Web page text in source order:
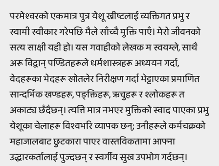
परमेश्वरको एकमात्र पुत्र येशू ख्रीष्टलाई व्यक्तिगत प्रभु र
स्वामी स्वीकार गरेपछि मैले साँच्चै मुक्ति पाएँ। मेरो जीवनको
सत्य साक्षी यही हो। यस गवाहीको लेखक म स्वयम्ले, साथै
अरू विद्वान् पण्डितहरूले धर्मशास्त्रहरू अध्ययन गर्दा,
वेदहरूका भेदहरू खोतलेर निरीक्षण गर्दा भेट्टाएका प्रमाणित
सान्दर्भिक खण्डहरू, पङ्क्तिहरू, ऋचुहरू र श्लोकहरू त
अकाट्य छँदैछन्। त्यत्ति मात्र नभएर मुक्तिको स्वाद पाएका प्रभु
येशूका चेलाहरू विश्वभरि व्यापक छन्; उनीहरूले कर्मचक्रको
महाजालबाट छुटकारा पाएर वास्तविकतामा आफ्ना
उद्धारकर्तालाई पुज्दछन् र स्वर्गीय सुख उपभोग गर्दछन्।